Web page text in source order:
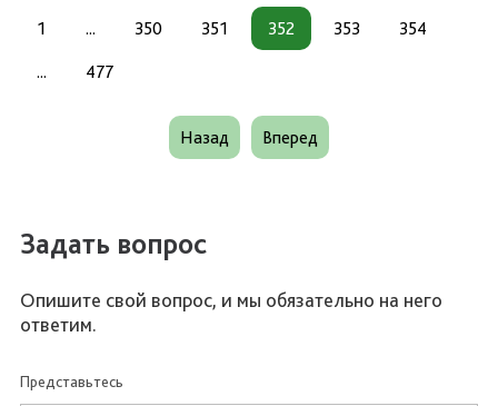
1 ... 350 351 352 353 354
... 477
Назад Вперед
Задать вопрос
Опишите свой вопрос, и мы обязательно на него
ответим.
Представьтесь